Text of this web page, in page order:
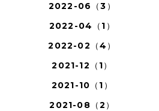
2022-06（3）
2022-04（1）
2022-02（4）
2021-12（1）
2021-10（1）
2021-08（2）